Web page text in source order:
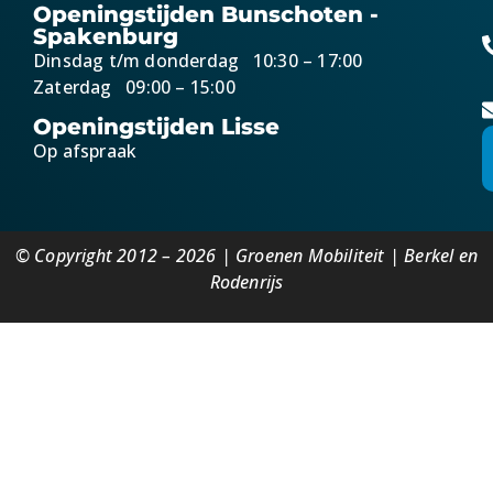
Openingstijden Bunschoten -
Spakenburg
Dinsdag t/m donderdag 10:30 – 17:00
Zaterdag 09:00 – 15:00
Openingstijden Lisse
Op afspraak
© Copyright 2012 – 2026 | Groenen Mobiliteit | Berkel en
Rodenrijs